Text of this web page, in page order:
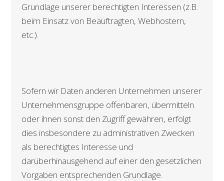
Grundlage unserer berechtigten Interessen (z.B.
beim Einsatz von Beauftragten, Webhostern,
etc.).
Sofern wir Daten anderen Unternehmen unserer
Unternehmensgruppe offenbaren, übermitteln
oder ihnen sonst den Zugriff gewähren, erfolgt
dies insbesondere zu administrativen Zwecken
als berechtigtes Interesse und
darüberhinausgehend auf einer den gesetzlichen
Vorgaben entsprechenden Grundlage.